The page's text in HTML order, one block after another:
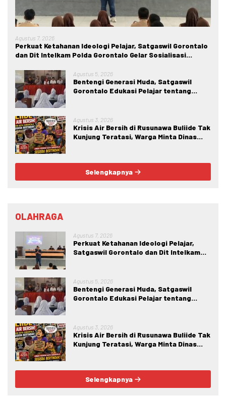
Agustus 7, 2026
Perkuat Ketahanan Ideologi Pelajar, Satgaswil Gorontalo
dan Dit Intelkam Polda Gorontalo Gelar Sosialisasi
Agustus 5, 2026
Bentengi Generasi Muda, Satgaswil
Gorontalo Edukasi Pelajar tentang
Agustus 3, 2026
Krisis Air Bersih di Rusunawa Buliide Tak
Kunjung Teratasi, Warga Minta Dinas
Selengkapnya
OLAHRAGA
Agustus 7, 2026
Perkuat Ketahanan Ideologi Pelajar,
Satgaswil Gorontalo dan Dit Intelkam
Kabila
Agustus 5, 2026
Bentengi Generasi Muda, Satgaswil
Gorontalo Edukasi Pelajar tentang
Agustus 3, 2026
Krisis Air Bersih di Rusunawa Buliide Tak
Kunjung Teratasi, Warga Minta Dinas
Selengkapnya